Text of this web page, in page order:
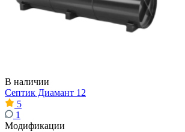
В наличии
Септик Диамант 12
5
1
Модификации